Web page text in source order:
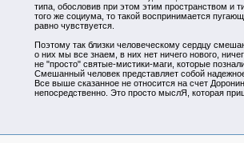
типа, обословив при этом этим пространством и
того же социума, то такой воспринимается
равно чувствуется.
Поэтому так близки человеческому сердцу
о них мы все знаем, в них нет ничего нового,
не "просто" святые-мистики-маги, которые
Смешанный человек представляет собой
Все выше сказанное не относится на счет
непосредственно. Это просто мыслЯ, которая